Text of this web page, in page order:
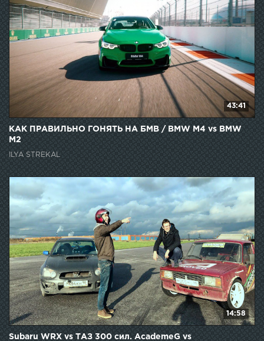
43:41
КАК ПРАВИЛЬНО ГОНЯТЬ НА БМВ / BMW M4 vs BMW
M2
ILYA STREKAL
14:58
Subaru WRX vs ТАЗ 300 сил. AcademeG vs